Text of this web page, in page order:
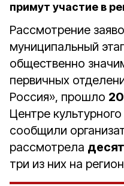
примут участие в
Рассмотрение
муниципальный
общественно
первичных
Россия», прошло
Центре
сообщили
рассмотрела
три из них на